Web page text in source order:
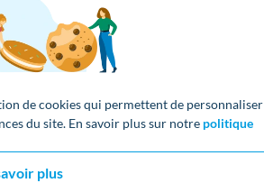
de cookies qui permettent de personnaliser
du site. En savoir plus sur notre politique
plus